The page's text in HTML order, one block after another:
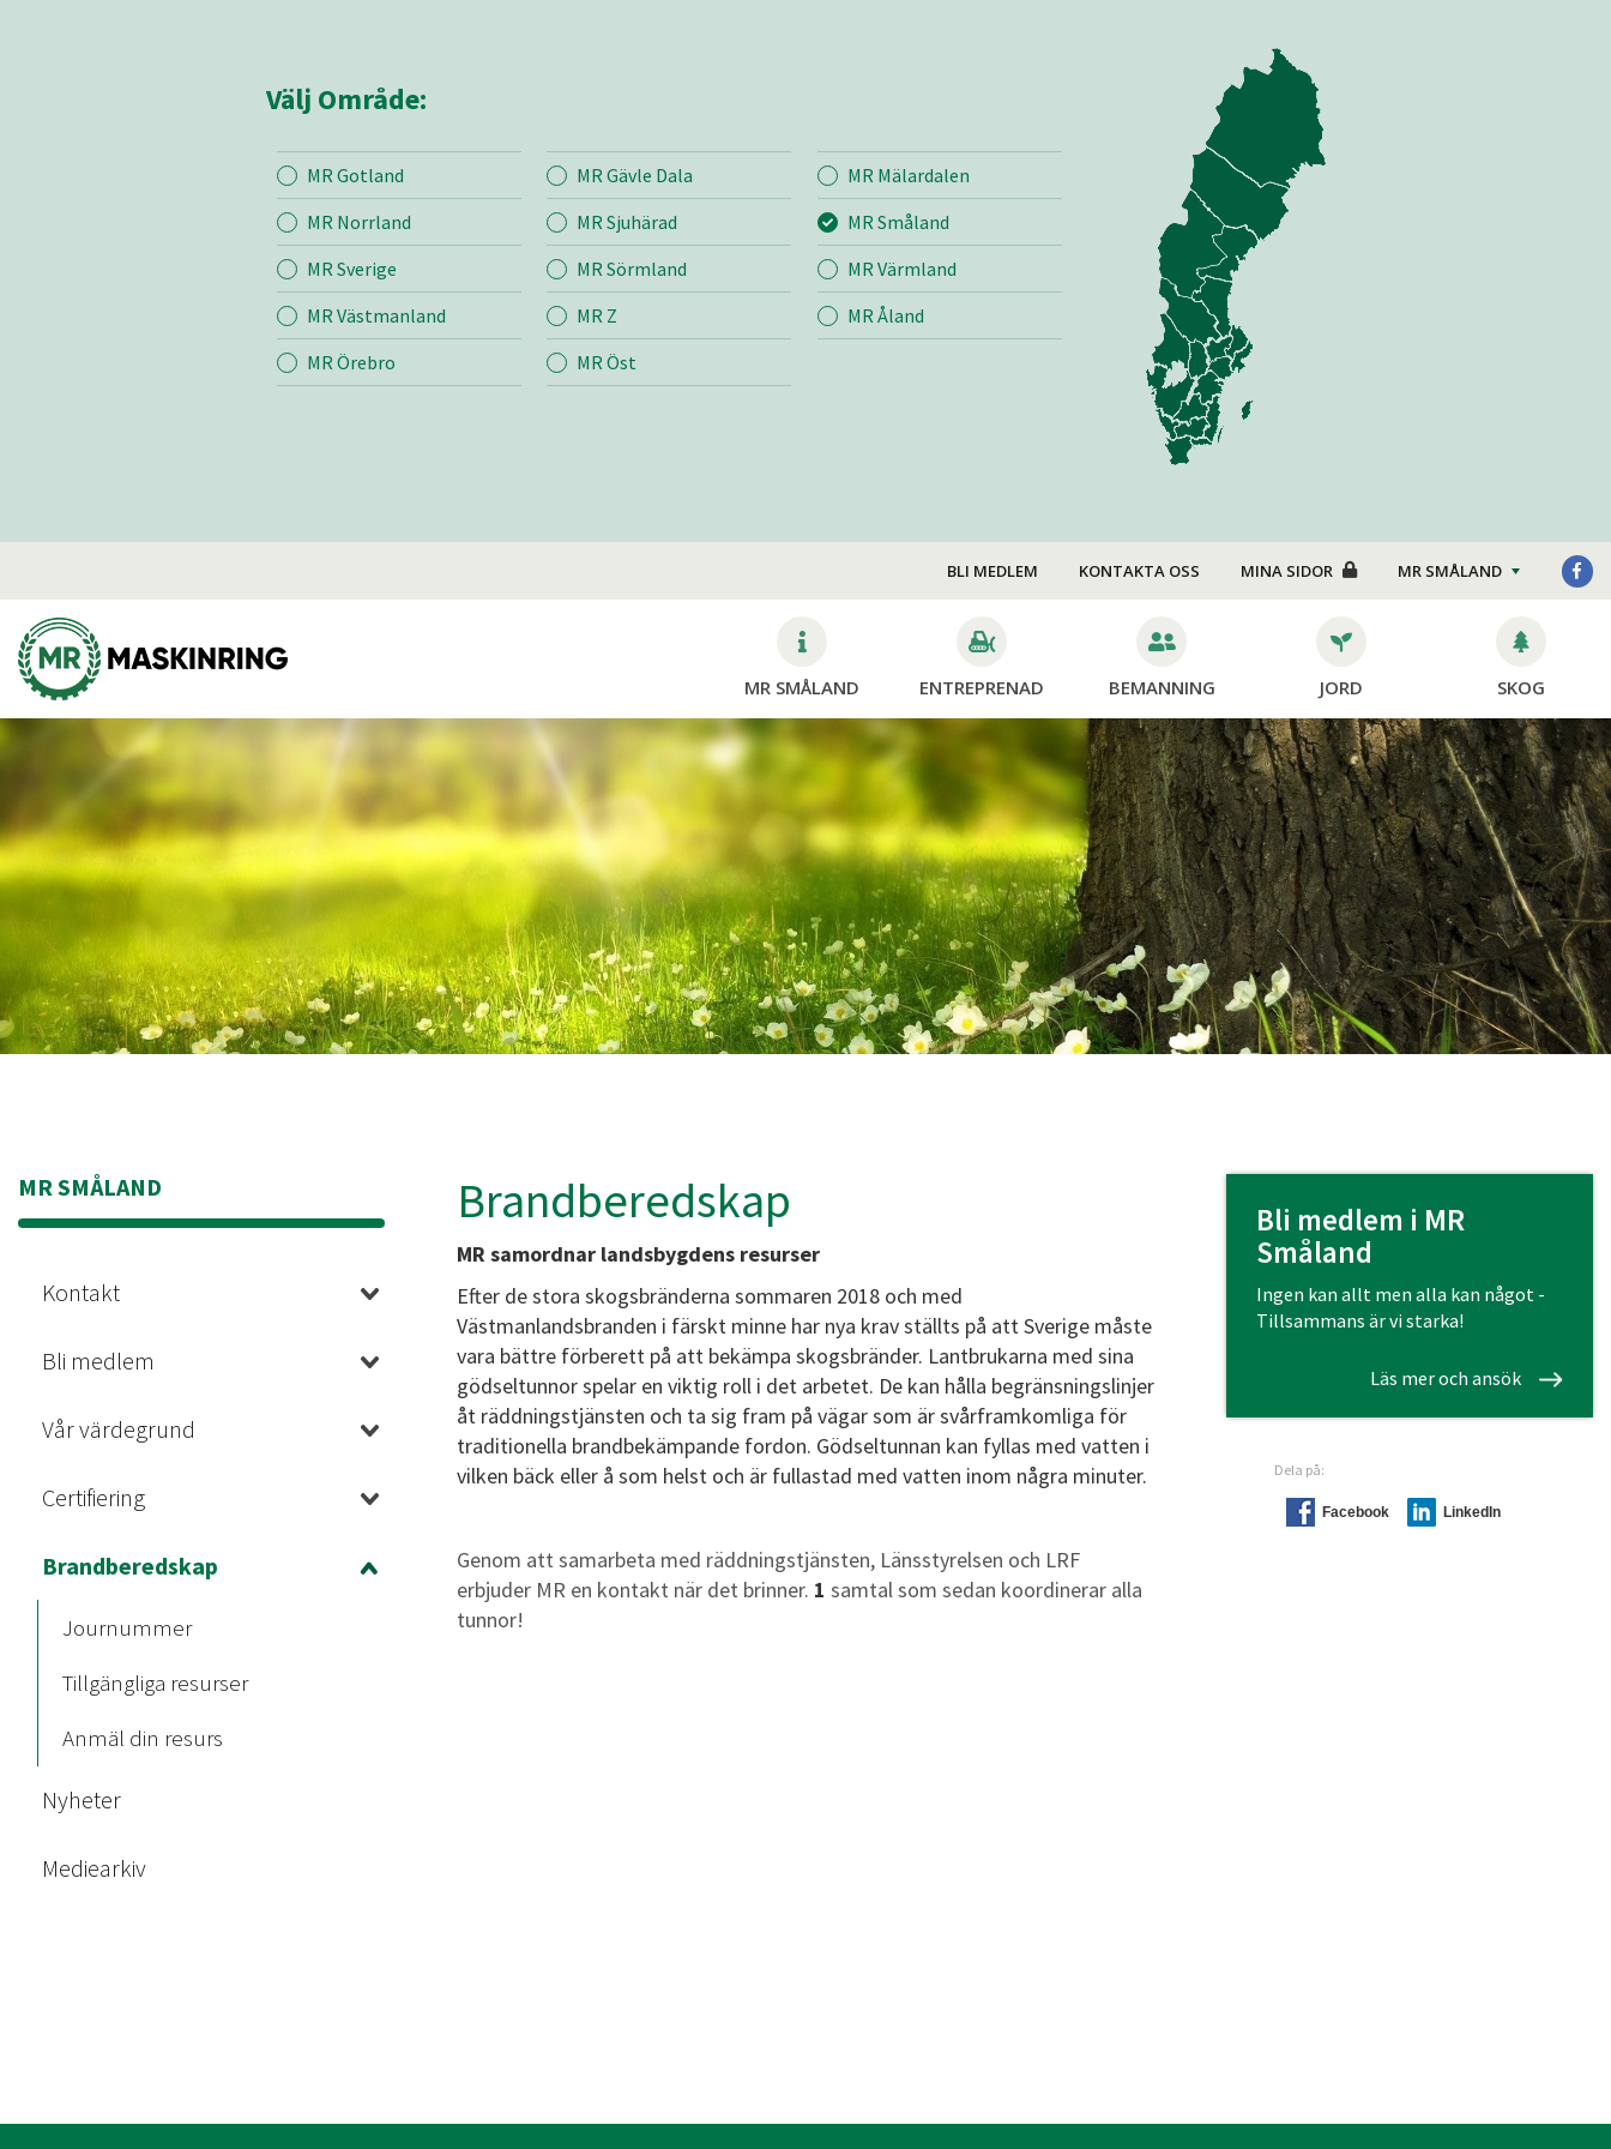
Mina sidor MR Småland
Bli medlem
Entreprenad
Mina sidor
Snö & Sand
Gravstenssäkring
Bemanning
Bygg & Anläggning
Industri & Verkstad
Jord
Foder/strö
Stängsel
Skötsel
Skog
Dikning
Plantering
Röjning
Skotning
Välj Område:
MR Gotland MR Gävle Dala
MR Mälardalen
MR Norrland
MR Sjuhärad
MR Småland
MR Sverige
MR Sörmland
MR Värmland
MR Västmanland
MR Z
MR Åland
MR Örebro
MR Öst
BLI MEDLEM KONTAKTA OSS MINA SIDOR MR SMÅLAND
MR SMÅLAND ENTREPRENAD BEMANNING JORD SKOG
MR SMÅLAND
Kontakt
Bli medlem
Vår värdegrund
Certifiering
Brandberedskap
Journummer
Tillgängliga resurser
Anmäl din resurs
Nyheter
Mediearkiv
Brandberedskap
MR samordnar landsbygdens resurser
Efter de stora skogsbränderna sommaren 2018 och med
Västmanlandsbranden i färskt minne har nya krav ställts på att Sverige måste
vara bättre förberett på att bekämpa skogsbränder. Lantbrukarna med sina
gödseltunnor spelar en viktig roll i det arbetet. De kan hålla begränsningslinjer
åt räddningstjänsten och ta sig fram på vägar som är svårframkomliga för
traditionella brandbekämpande fordon. Gödseltunnan kan fyllas med vatten i
vilken bäck eller å som helst och är fullastad med vatten inom några minuter.
Genom att samarbeta med räddningstjänsten, Länsstyrelsen och LRF
erbjuder MR en kontakt när det brinner. 1 samtal som sedan koordinerar alla
tunnor!
Bli medlem i MR
Småland
Ingen kan allt men alla kan något -
Tillsammans är vi starka!
Läs mer och ansök
Dela på:
Facebook LinkedIn